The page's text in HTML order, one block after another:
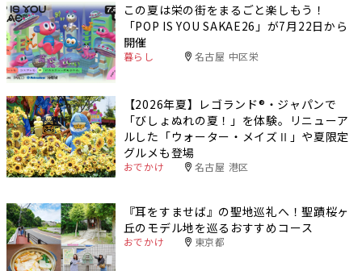
この夏は栄の街をまるごと楽しもう！
「POP IS YOU SAKAE26」が7月22日から
開催
暮らし 名古屋 中区栄
【2026年夏】レゴランド®・ジャパンで
「びしょぬれの夏！」を体験。リニューア
ルした「ウォーター・メイズⅡ」や夏限定
グルメも登場
おでかけ 名古屋 港区
『耳をすませば』の聖地巡礼へ！聖蹟桜ヶ
丘のモデル地を巡るおすすめコース
おでかけ 東京都